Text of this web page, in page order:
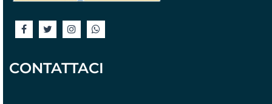
CONTATTACI